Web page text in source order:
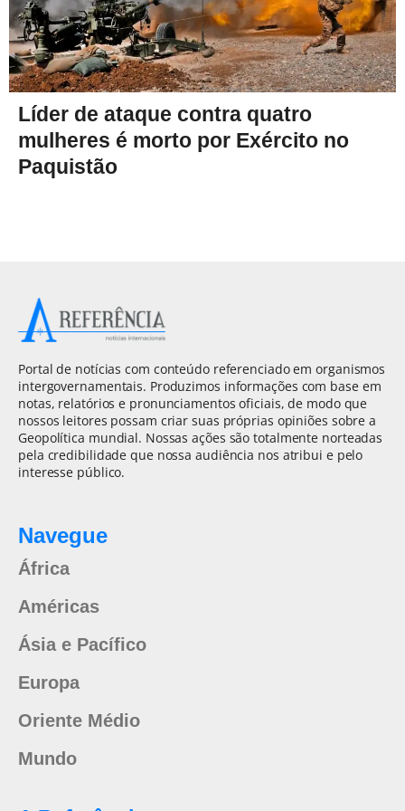
Líder de ataque contra quatro
mulheres é morto por Exército no
Paquistão
Portal de notícias com conteúdo referenciado em organismos
intergovernamentais. Produzimos informações com base em
notas, relatórios e pronunciamentos oficiais, de modo que
nossos leitores possam criar suas próprias opiniões sobre a
Geopolítica mundial. Nossas ações são totalmente norteadas
pela credibilidade que nossa audiência nos atribui e pelo
interesse público.
Navegue
África
Américas
Ásia e Pacífico
Europa
Oriente Médio
Mundo